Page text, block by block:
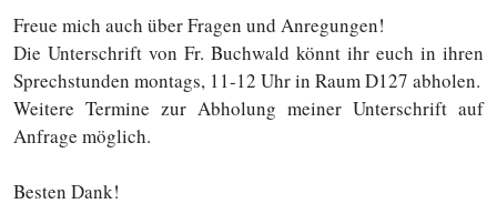
Freue mich auch über Fragen und Anregungen!
Die Unterschrift von Fr. Buchwald könnt ihr euch in ihren
Sprechstunden montags, 11-12 Uhr in Raum D127 abholen.
Weitere Termine zur Abholung meiner Unterschrift auf
Anfrage möglich.
Besten Dank!